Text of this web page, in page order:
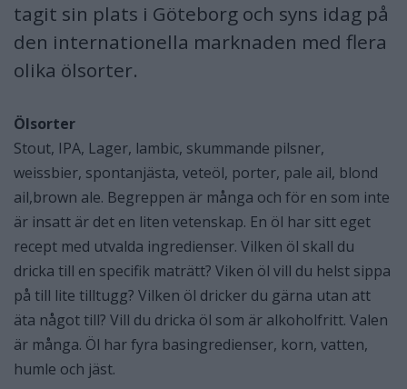
tagit sin plats i Göteborg och syns idag på
den internationella marknaden med flera
olika ölsorter.
Ölsorter
Stout, IPA, Lager, lambic, skummande pilsner,
weissbier, spontanjästa, veteöl, porter, pale ail, blond
ail,brown ale. Begreppen är många och för en som inte
är insatt är det en liten vetenskap. En öl har sitt eget
recept med utvalda ingredienser. Vilken öl skall du
dricka till en specifik maträtt? Viken öl vill du helst sippa
på till lite tilltugg? Vilken öl dricker du gärna utan att
äta något till? Vill du dricka öl som är alkoholfritt. Valen
är många. Öl har fyra basingredienser, korn, vatten,
humle och jäst.